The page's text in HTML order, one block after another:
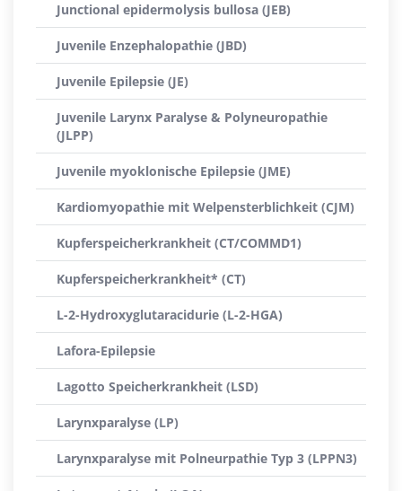
Junctional epidermolysis bullosa (JEB)
Juvenile Enzephalopathie (JBD)
Juvenile Epilepsie (JE)
Juvenile Larynx Paralyse & Polyneuropathie
(JLPP)
Juvenile myoklonische Epilepsie (JME)
Kardiomyopathie mit Welpensterblichkeit (CJM)
Kupferspeicherkrankheit (CT/COMMD1)
Kupferspeicherkrankheit* (CT)
L-2-Hydroxyglutaracidurie (L-2-HGA)
Lafora-Epilepsie
Lagotto Speicherkrankheit (LSD)
Larynxparalyse (LP)
Larynxparalyse mit Polneurpathie Typ 3 (LPPN3)